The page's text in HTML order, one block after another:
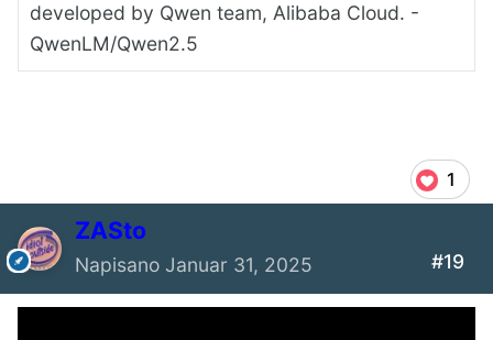
developed by Qwen team, Alibaba Cloud. -
QwenLM/Qwen2.5
1
ZASto
Napisano Januar 31, 2025 #19